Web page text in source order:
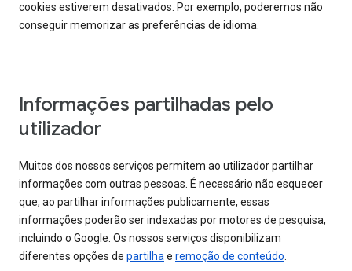
cookies estiverem desativados. Por exemplo, poderemos não
conseguir memorizar as preferências de idioma.
Informações partilhadas pelo
utilizador
Muitos dos nossos serviços permitem ao utilizador partilhar
informações com outras pessoas. É necessário não esquecer
que, ao partilhar informações publicamente, essas
informações poderão ser indexadas por motores de pesquisa,
incluindo o Google. Os nossos serviços disponibilizam
diferentes opções de partilhae remoção de conteúdo.